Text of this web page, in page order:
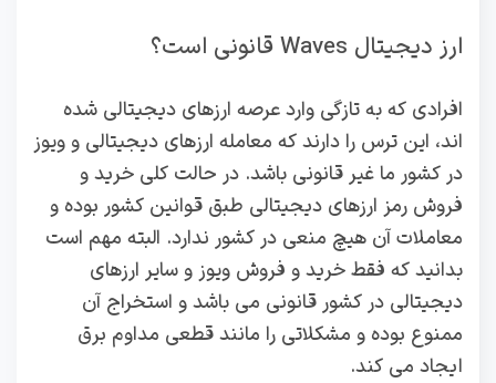
ارز دیجیتال Waves قانونی است؟
افرادی که به تازگی وارد عرصه ارزهای دیجیتالی شده
اند، این ترس را دارند که معامله ارزهای دیجیتالی و ویوز
در کشور ما غیر قانونی باشد. در حالت کلی خرید و
فروش رمز ارزهای دیجیتالی طبق قوانین کشور بوده و
معاملات آن هیچ منعی در کشور ندارد. البته مهم است
بدانید که فقط خرید و فروش ویوز و سایر ارزهای
دیجیتالی در کشور قانونی می باشد و استخراج آن
ممنوع بوده و مشکلاتی را مانند قطعی مداوم برق
ایجاد می کند.